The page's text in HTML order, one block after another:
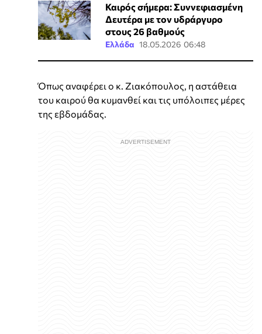
Καιρός σήμερα: Συννεφιασμένη
Δευτέρα με τον υδράργυρο
στους 26 βαθμούς
Ελλάδα 18.05.2026 06:48
Όπως αναφέρει ο κ. Ζιακόπουλος, η αστάθεια
του καιρού θα κυμανθεί και τις υπόλοιπες μέρες
της εβδομάδας.